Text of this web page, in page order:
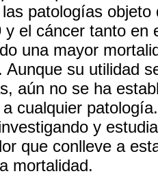
patologías
y el cáncer tanto en
una mayor
Aunque su utilidad
aún no se ha
cualquier
y
que conlleve a
mortalidad.